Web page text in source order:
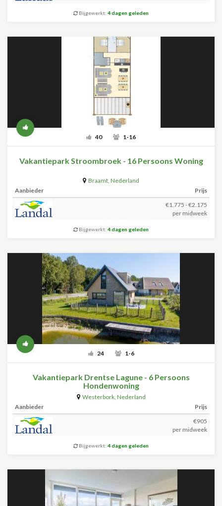
Bijgewerkt: 4 dagen geleden
40 1-16
Vakantiepark Stroombroek - 16 Persoons Woning
Braamt, Nederland
Aanbieder
Prijs
€1.775 - €2.175
per midweek
Bijgewerkt: 4 dagen geleden
24 1-6
Vakantiepark Drentse Lagune - 6 Persoons
Hondenwoning
Westerbork, Nederland
Aanbieder
Prijs
€905
per midweek
Bijgewerkt: 4 dagen geleden